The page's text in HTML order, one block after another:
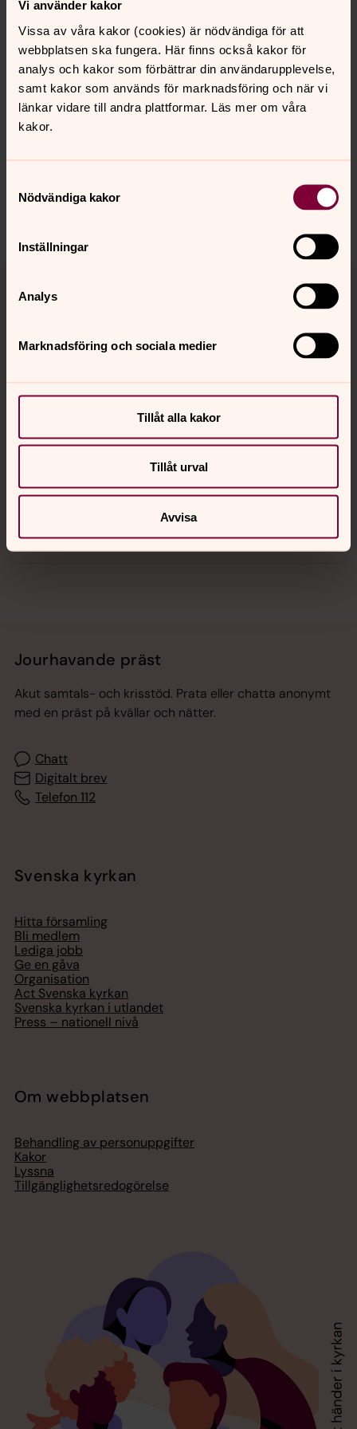
Vi använder kakor
Vissa av våra kakor (cookies) är nödvändiga för att
webbplatsen ska fungera. Här finns också kakor för
analys och kakor som förbättrar din användarupplevelse,
samt kakor som används för marknadsföring och när vi
länkar vidare till andra plattformar. Läs mer om våra
kakor.
Nödvändiga kakor
Inställningar
Analys
Marknadsföring och sociala medier
Tillåt alla kakor
Tillåt urval
Avvisa
Senast ändrad 17 april 2020
Synpunkter eller frågor på sidans
folkungabygden.pastorat@svenskakyrkan.se
Dela
Kontakt
Sociala kanaler
Jourhavande präst
Akut samtals- och krisstöd. Prata eller chatta anonymt
med en präst på kvällar och nätter.
Chatt
Digitalt brev
Telefon 112
Svenska kyrkan
Hitta församling
Bli medlem
Lediga jobb
Ge en gåva
Organisation
Act Svenska kyrkan
Svenska kyrkan i utlandet
Press – nationell nivå
Om webbplatsen
Behandling av personuppgifter
Kakor
Lyssna
Tillgänglighetsredogörelse